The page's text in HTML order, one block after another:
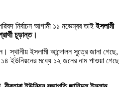
নির্বাচন আগামী ১১ নভেম্বর তাইইসলামী
চূড়ান্ত।
স্থানীয় ইসলামী আন্দোলন সূত্রে জানা গেছে,
ইউনিয়নের মধ্যে ১২ জনের নাম পাওয়া গেছে